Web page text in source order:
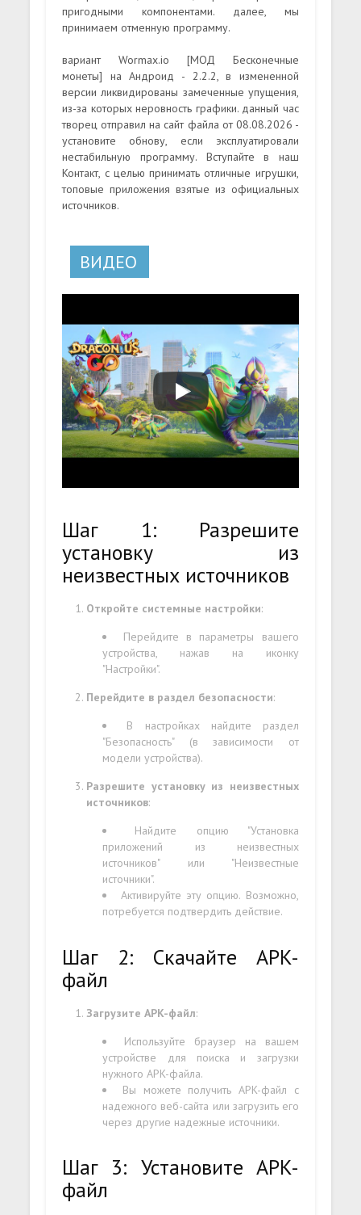
пригодными компонентами. далее, мы
принимаем отменную программу.
вариант Wormax.io [МОД Бесконечные
монеты] на Андроид - 2.2.2, в измененной
версии ликвидированы замеченные упущения,
из-за которых неровность графики. данный час
творец отправил на сайт файла от 08.08.2026 -
установите обнову, если эксплуатировали
нестабильную программу. Вступайте в наш
Контакт, с целью принимать отличные игрушки,
топовые приложения взятые из официальных
источников.
ВИДЕО
Шаг 1: Разрешите
установку из
неизвестных источников
Откройте системные настройки:
Перейдите в параметры вашего
устройства, нажав на иконку
"Настройки".
Перейдите в раздел безопасности:
В настройках найдите раздел
"Безопасность" (в зависимости от
модели устройства).
Разрешите установку из неизвестных
источников:
Найдите опцию "Установка
приложений из неизвестных
источников" или "Неизвестные
источники".
Активируйте эту опцию. Возможно,
потребуется подтвердить действие.
Шаг 2: Скачайте APK-
файл
Загрузите APK-файл:
Используйте браузер на вашем
устройстве для поиска и загрузки
нужного APK-файла.
Вы можете получить APK-файл с
надежного веб-сайта или загрузить его
через другие надежные источники.
Шаг 3: Установите APK-
файл